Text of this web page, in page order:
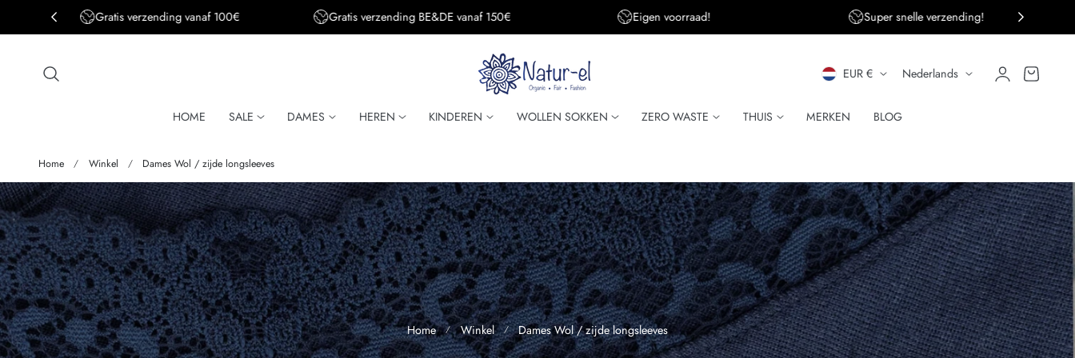
de inhoud Gratis verzending BE&DE vanaf 150€ Eigen voorraad! Super snelle verzending! Persoonlijke klantenservice
HOME SALE DAMES HEREN KINDEREN WOLLEN SOKKEN ZERO WASTE THUIS MERKEN BLOG
L
A
D
/
R
E
G
I
EUR €
T
A
L
Nederlands Inloggen
Winkelwagen
Home Winkel Dames Wol / zijde longsleeves
Home Winkel Dames Wol / zijde longsleeves